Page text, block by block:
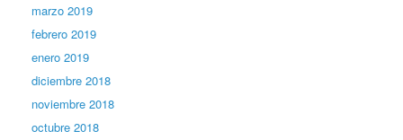
marzo 2019
febrero 2019
enero 2019
diciembre 2018
noviembre 2018
octubre 2018